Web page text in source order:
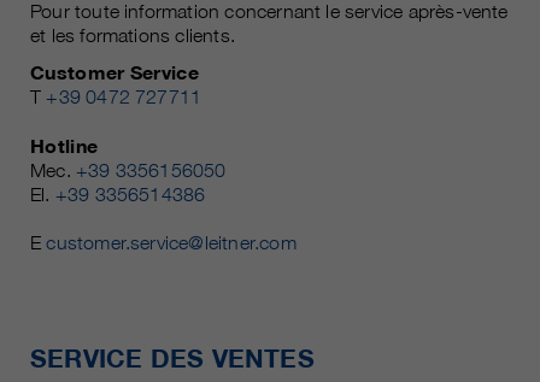
Pour toute information concernant le service après-vente
et les formations clients.
Customer Service
T +39 0472 727711
Hotline
Mec. +39 3356156050
El. +39 3356514386
Ecustomer.service@leitner.com
SERVICE DES VENTES